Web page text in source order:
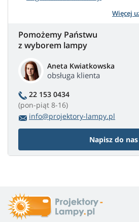
Więcej
Pomożemy Państwu
z wyborem lampy
Aneta Kwiatkowska
obsługa klienta
22 153 0434
(pon-piąt 8-16)
info@projektory-lampy.pl
Napisz do nas